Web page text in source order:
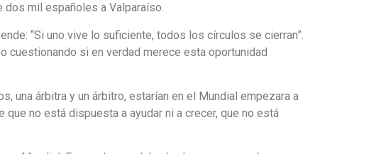
dos mil españoles a Valparaíso.
“Si uno vive lo suficiente, todos los círculos se cierran”.
cuestionando si en verdad merece esta oportunidad
una árbitra y un árbitro, estarían en el Mundial empezara a
no está dispuesta a ayudar ni a crecer, que no está